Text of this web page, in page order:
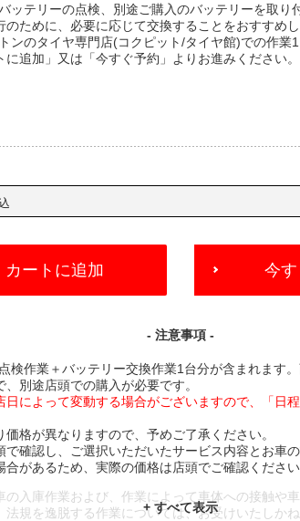
ッテリーの点検、別途ご購入のバッテリーを取り
のために、必要に応じて交換することをおすすめし
ンのタイヤ専門店(コクピット/タイヤ館)での作業
に追加」又は「今すぐ予約」よりお進みください。
カートに追加 今
- 注意事項 -
検作業＋バッテリー交換作業1台分が含まれます
、別途店頭での購入が必要です。
によって変動する場合がございますので、「日
格が異なりますので、予めご了承ください。
確認し、ご選択いただいたサービス内容とお車
合があるため、実際の価格は店頭でご確認ください
入庫作業および、作業によって車体への接触や
法規を逸脱する作業については、お受けいたしか